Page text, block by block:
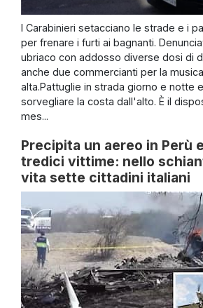
I Carabinieri setacciano le strade e i
per frenare i furti ai bagnanti.
ubriaco con addosso diverse dosi di
anche due commercianti per la
alta.Pattuglie in strada giorno e notte
sorvegliare la costa dall'alto. È il
mes...
Precipita un aereo in Perù
tredici vittime: nello
vita sette cittadini italiani